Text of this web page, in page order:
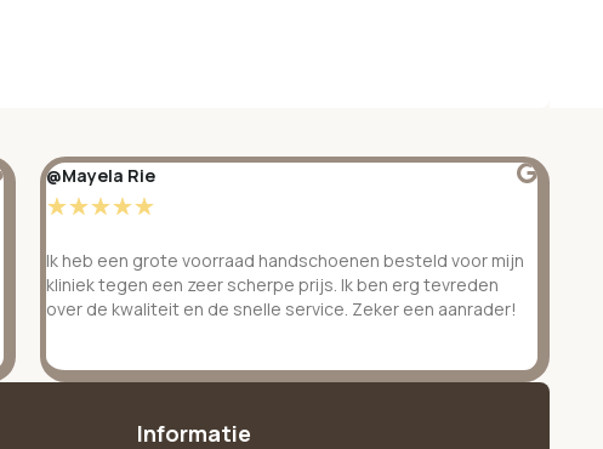
@Mayela Rie
☆☆☆☆☆
Ik heb een grote voorraad handschoenen besteld voor mijn
kliniek tegen een zeer scherpe prijs. Ik ben erg tevreden
over de kwaliteit en de snelle service. Zeker een aanrader!
Informatie